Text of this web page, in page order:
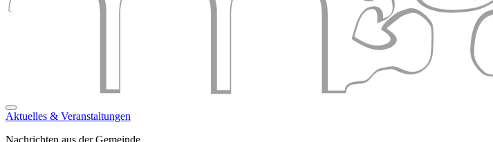
Aktuelles & Veranstaltungen
Nachrichten aus der Gemeinde